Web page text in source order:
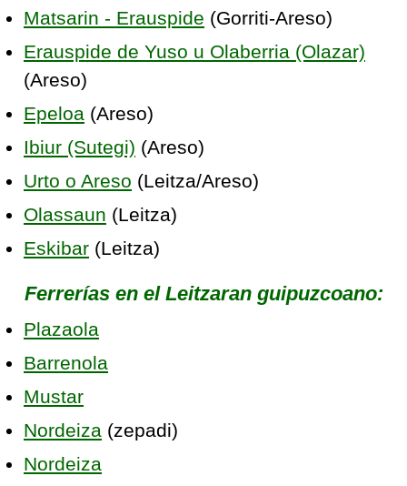
Matsarin - Erauspide (Gorriti-Areso)
Erauspide de Yuso u Olaberria (Olazar)
(Areso)
Epeloa (Areso)
Ibiur (Sutegi) (Areso)
Urto o Areso (Leitza/Areso)
Olassaun (Leitza)
Eskibar (Leitza)
Ferrerías en el Leitzaran guipuzcoano:
Plazaola
Barrenola
Mustar
Nordeiza (zepadi)
Nordeiza